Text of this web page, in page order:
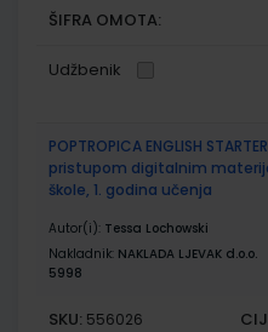
ŠIFRA OMOTA:
Udžbenik
POPTROPICA ENGLISH
pristupom digitalnim
škole, 1. godina učenja
Autor(i): Tessa Lochowski
Nakladnik: NAKLADA LJEVAK d.o.o.
5998
SKU: 556026